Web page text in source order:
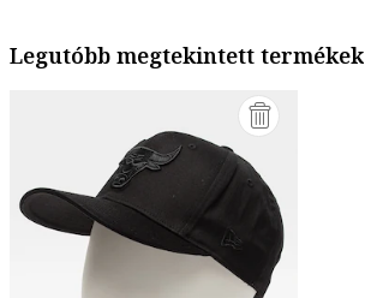
Legutóbb megtekintett termékek